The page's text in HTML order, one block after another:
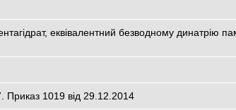
еквівалентний безводному динатрію
Приказ 1019 від 29.12.2014